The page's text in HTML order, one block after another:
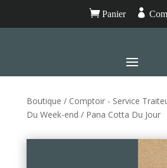
Panier 
Boutique / Comptoir - Service
Du Week-end / Pana Cotta Du Jour